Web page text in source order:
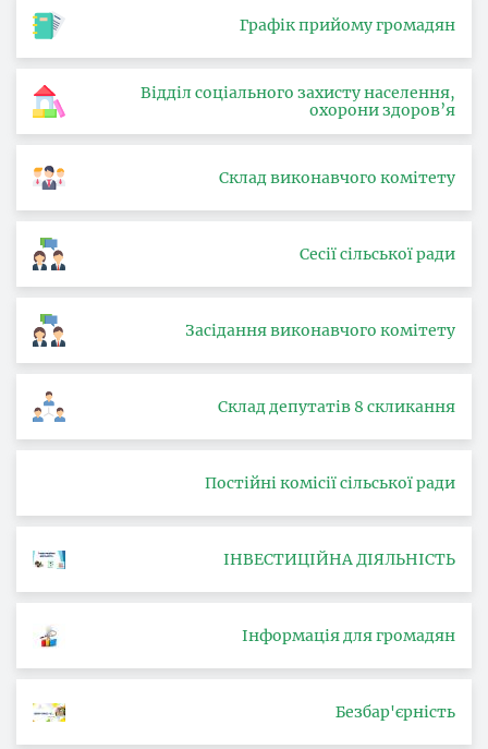
Графік прийому громадян
Відділ соціального захисту населення,
охорони здоров’я
Склад виконавчого комітету
Сесії сільської ради
Засідання виконавчого комітету
Склад депутатів 8 скликання
Постійні комісії сільської ради
ІНВЕСТИЦІЙНА ДІЯЛЬНІСТЬ
Інформація для громадян
Безбар'єрність